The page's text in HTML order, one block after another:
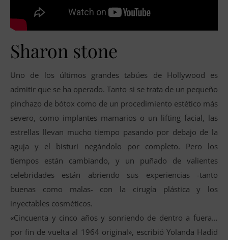
Sharon stone
Uno de los últimos grandes tabúes de Hollywood es
admitir que se ha operado. Tanto si se trata de un pequeño
pinchazo de bótox como de un procedimiento estético más
severo, como implantes mamarios o un lifting facial, las
estrellas llevan mucho tiempo pasando por debajo de la
aguja y el bisturí negándolo por completo. Pero los
tiempos están cambiando, y un puñado de valientes
celebridades están abriendo sus experiencias -tanto
buenas como malas- con la cirugía plástica y los
inyectables cosméticos.
«Cincuenta y cinco años y sonriendo de dentro a fuera…
por fin de vuelta al 1964 original», escribió Yolanda Hadid